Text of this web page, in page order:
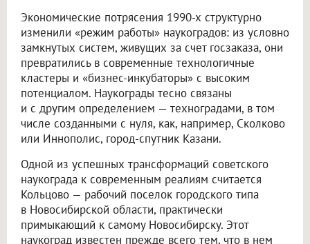
Экономические потрясения 1990-х структурно
изменили «режим работы» наукоградов: из условно
замкнутых систем, живущих за счет госзаказа, они
превратились в современные технологичные
кластеры и «бизнес-инкубаторы» с высоким
потенциалом. Наукограды тесно связаны
и с другим определением — техноградами, в том
числе созданными с нуля, как, например, Сколково
или Иннополис, город-спутник Казани.
Одной из успешных трансформаций советского
наукограда к современным реалиям считается
Кольцово — рабочий поселок городского типа
в Новосибирской области, практически
примыкающий к самому Новосибирску. Этот
наукоград известен прежде всего тем, что в нем